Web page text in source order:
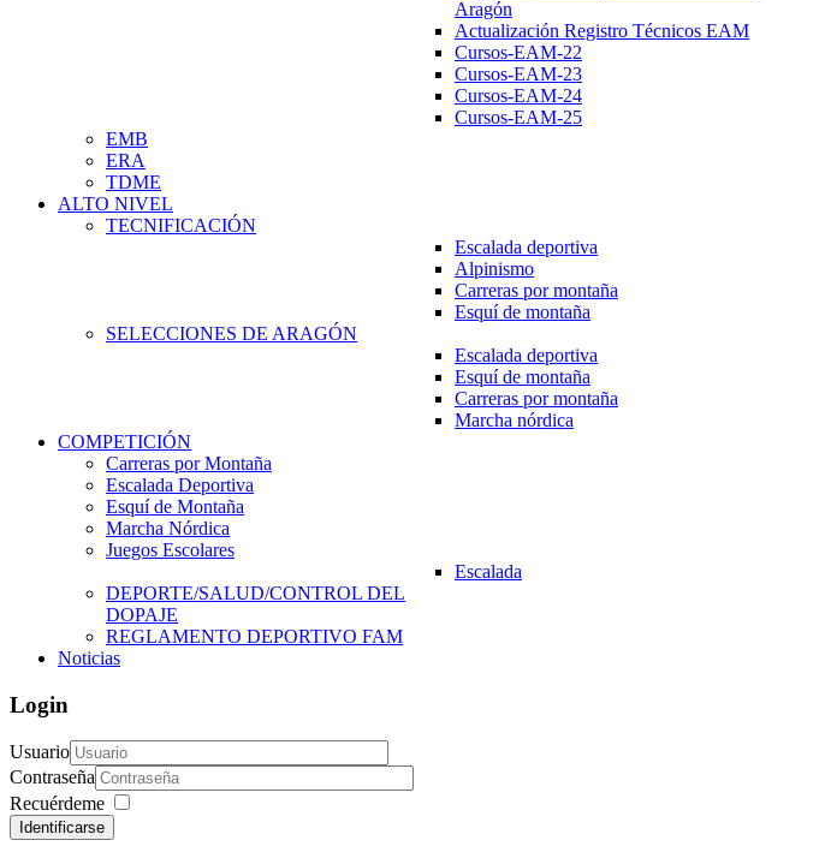
Aragón
Actualización Registro Técnicos EAM
Cursos-EAM-22
Cursos-EAM-23
Cursos-EAM-24
Cursos-EAM-25
EMB
ERA
TDME
ALTO NIVEL
TECNIFICACIÓN
Escalada deportiva
Alpinismo
Carreras por montaña
Esquí de montaña
SELECCIONES DE ARAGÓN
Escalada deportiva
Esquí de montaña
Carreras por montaña
Marcha nórdica
COMPETICIÓN
Carreras por Montaña
Escalada Deportiva
Esquí de Montaña
Marcha Nórdica
Juegos Escolares
Escalada
DEPORTE/SALUD/CONTROL DEL
DOPAJE
REGLAMENTO DEPORTIVO FAM
Noticias
Login
Usuario
Contraseña
Recuérdeme
Identificarse